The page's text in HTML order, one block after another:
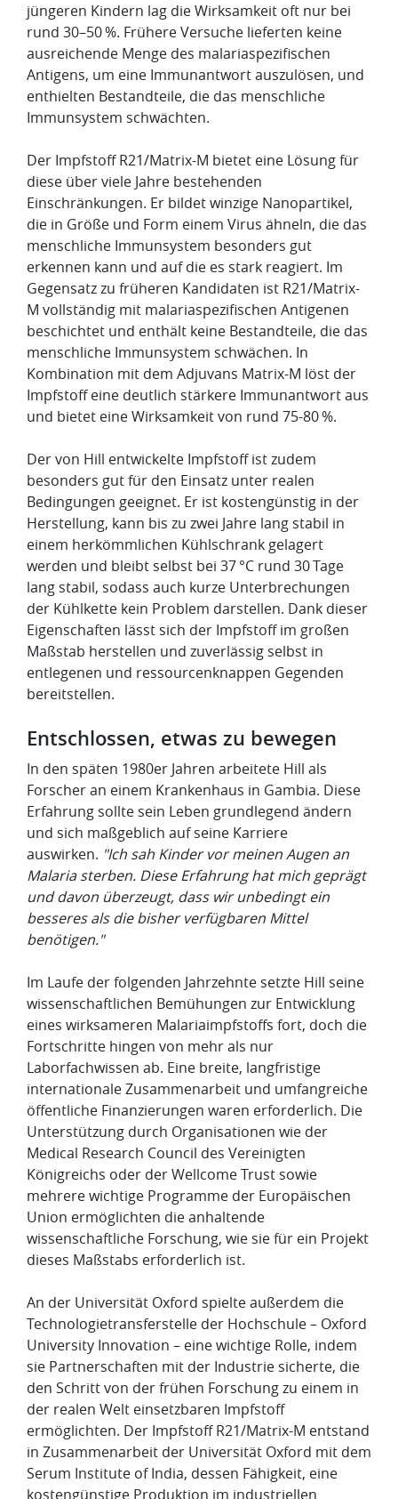
jüngeren Kindern lag die Wirksamkeit oft nur bei
rund 30–50 %. Frühere Versuche lieferten keine
ausreichende Menge des malariaspezifischen
Antigens, um eine Immunantwort auszulösen, und
enthielten Bestandteile, die das menschliche
Immunsystem schwächten.
Der Impfstoff R21/Matrix-M bietet eine Lösung für
diese über viele Jahre bestehenden
Einschränkungen. Er bildet winzige Nanopartikel,
die in Größe und Form einem Virus ähneln, die das
menschliche Immunsystem besonders gut
erkennen kann und auf die es stark reagiert. Im
Gegensatz zu früheren Kandidaten ist R21/Matrix-
M vollständig mit malariaspezifischen Antigenen
beschichtet und enthält keine Bestandteile, die das
menschliche Immunsystem schwächen. In
Kombination mit dem Adjuvans Matrix-M löst der
Impfstoff eine deutlich stärkere Immunantwort aus
und bietet eine Wirksamkeit von rund 75-80 %.
Der von Hill entwickelte Impfstoff ist zudem
besonders gut für den Einsatz unter realen
Bedingungen geeignet. Er ist kostengünstig in der
Herstellung, kann bis zu zwei Jahre lang stabil in
einem herkömmlichen Kühlschrank gelagert
werden und bleibt selbst bei 37 °C rund 30 Tage
lang stabil, sodass auch kurze Unterbrechungen
der Kühlkette kein Problem darstellen. Dank dieser
Eigenschaften lässt sich der Impfstoff im großen
Maßstab herstellen und zuverlässig selbst in
entlegenen und ressourcenknappen Gegenden
bereitstellen.
Entschlossen, etwas zu bewegen
In den späten 1980er Jahren arbeitete Hill als
Forscher an einem Krankenhaus in Gambia. Diese
Erfahrung sollte sein Leben grundlegend ändern
und sich maßgeblich auf seine Karriere
auswirken. "Ich sah Kinder vor meinen Augen an
Malaria sterben. Diese Erfahrung hat mich geprägt
und davon überzeugt, dass wir unbedingt ein
besseres als die bisher verfügbaren Mittel
benötigen."
Im Laufe der folgenden Jahrzehnte setzte Hill seine
wissenschaftlichen Bemühungen zur Entwicklung
eines wirksameren Malariaimpfstoffs fort, doch die
Fortschritte hingen von mehr als nur
Laborfachwissen ab. Eine breite, langfristige
internationale Zusammenarbeit und umfangreiche
öffentliche Finanzierungen waren erforderlich. Die
Unterstützung durch Organisationen wie der
Medical Research Council des Vereinigten
Königreichs oder der Wellcome Trust sowie
mehrere wichtige Programme der Europäischen
Union ermöglichten die anhaltende
wissenschaftliche Forschung, wie sie für ein Projekt
dieses Maßstabs erforderlich ist.
An der Universität Oxford spielte außerdem die
Technologietransferstelle der Hochschule – Oxford
University Innovation – eine wichtige Rolle, indem
sie Partnerschaften mit der Industrie sicherte, die
den Schritt von der frühen Forschung zu einem in
der realen Welt einsetzbaren Impfstoff
ermöglichten. Der Impfstoff R21/Matrix-M entstand
in Zusammenarbeit der Universität Oxford mit dem
Serum Institute of India, dessen Fähigkeit, eine
kostengünstige Produktion im industriellen